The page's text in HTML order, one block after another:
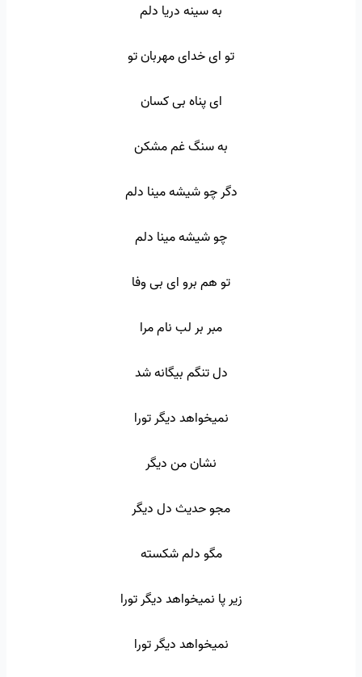
به سینه دریا دلم
تو ای خدای مهربان تو
ای پناه بی کسان
به سنگ غم مشکن
دگر چو شیشه مینا دلم
چو شیشه مینا دلم
تو هم برو ای بی وفا
مبر بر لب نام مرا
دل تنگم بیگانه شد
نمیخواهد دیگر تورا
نشان من دیگر
مجو حدیث دل دیگر
مگو دلم شکسته
زیر پا نمیخواهد دیگر تورا
نمیخواهد دیگر تورا